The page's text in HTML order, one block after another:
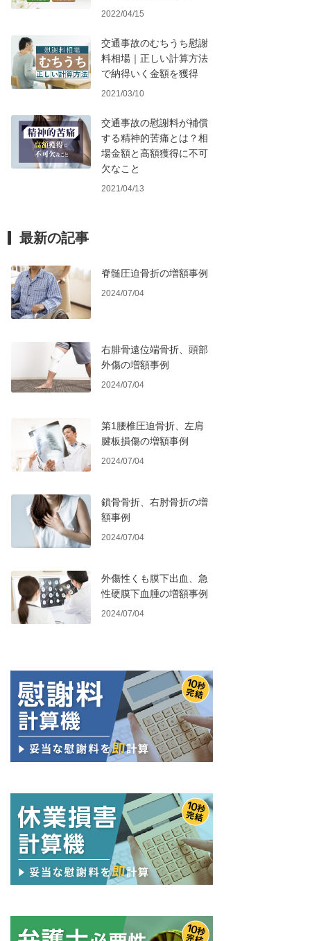
2022/04/15
交通事故のむちうち慰謝
料相場｜正しい計算方法
で納得いく金額を獲得
2021/03/10
交通事故の慰謝料が補償
する精神的苦痛とは？相
場金額と高額獲得に不可
欠なこと
2021/04/13
最新の記事
脊髄圧迫骨折の増額事例
2024/07/04
右腓骨遠位端骨折、頭部
外傷の増額事例
2024/07/04
第1腰椎圧迫骨折、左肩
腱板損傷の増額事例
2024/07/04
鎖骨骨折、右肘骨折の増
額事例
2024/07/04
外傷性くも膜下出血、急
性硬膜下血腫の増額事例
2024/07/04